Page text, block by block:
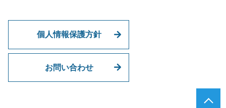
個人情報保護方針
お問い合わせ